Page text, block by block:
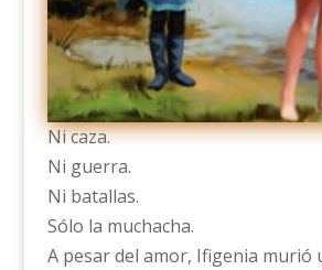
Ni caza.
Ni guerra.
Ni batallas.
Sólo la muchacha.
A pesar del amor, Ifigenia murió